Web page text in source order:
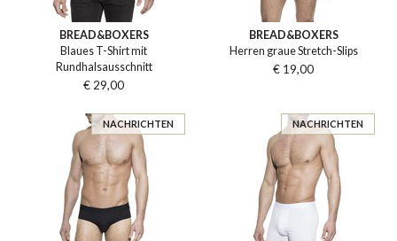
BREAD&BOXERS
Blaues T-Shirt mit
Rundhalsausschnitt
€ 29,00
BREAD&BOXERS
Herren graue Stretch-Slips
€ 19,00
NACHRICHTEN NACHRICHTEN